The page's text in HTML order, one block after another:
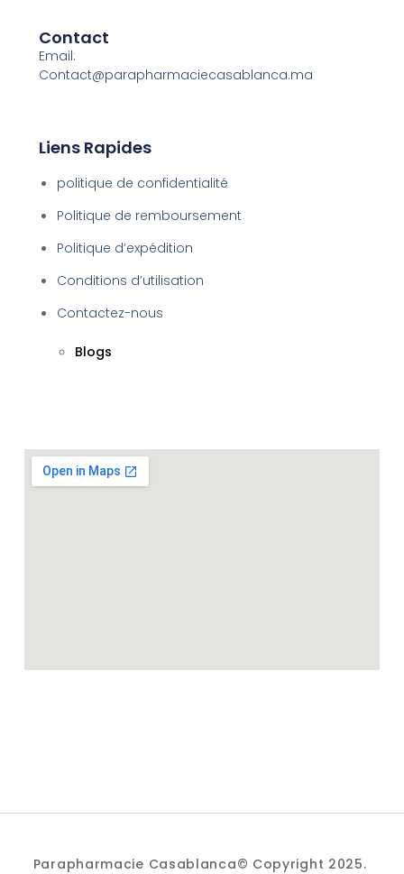
Contact
Email:
Contact@parapharmaciecasablanca.ma
Liens Rapides
politique de confidentialité
Politique de remboursement
Politique d’expédition
Conditions d’utilisation
Contactez-nous
Blogs
Parapharmacie Casablanca© Copyright 2025.